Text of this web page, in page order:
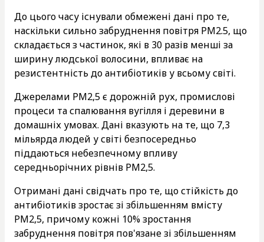
До цього часу існували обмежені дані про те,
наскільки сильно забруднення повітря PM2.5, що
складається з частинок, які в 30 разів менші за
ширину людської волосини, впливає на
резистентність до антибіотиків у всьому світі.
Джерелами PM2,5 є дорожній рух, промислові
процеси та спалювання вугілля і деревини в
домашніх умовах. Дані вказують на те, що 7,3
мільярда людей у світі безпосередньо
піддаються небезпечному впливу
середньорічних рівнів PM2,5.
Отримані дані свідчать про те, що стійкість до
антибіотиків зростає зі збільшенням вмісту
PM2,5, причому кожні 10% зростання
забруднення повітря пов'язане зі збільшенням